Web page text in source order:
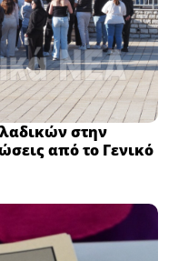
στην
από το Γενικό